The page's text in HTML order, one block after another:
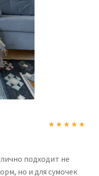
подходит не
но и для сумочек